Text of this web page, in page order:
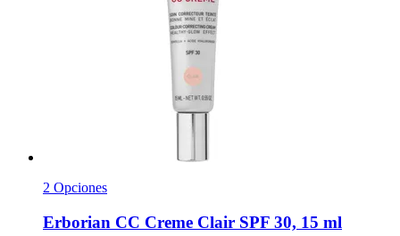
2 Opciones
Erborian CC Creme Clair SPF 30, 15 ml